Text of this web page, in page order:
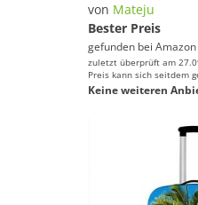
von Mateju
Bester Preis
gefunden bei Amazon
zuletzt überprüft am
Preis kann sich seitdem
Keine weiteren